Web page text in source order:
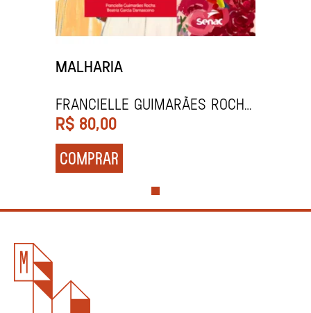
MALHARIA
Francielle Guimarães Rocha
e Beatriz Garcia Damasceno
R$ 80,00
COMPRAR